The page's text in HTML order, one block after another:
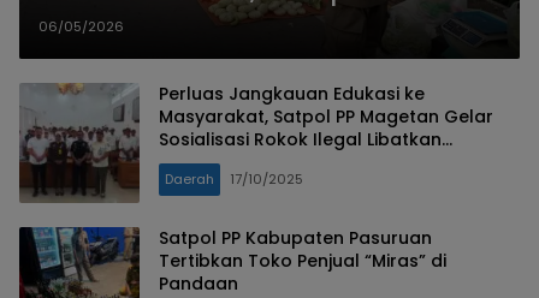
Pendekatan Humanis Perlancar
Arus Lalu Lintas
06/05/2026
Perluas Jangkauan Edukasi ke
Masyarakat, Satpol PP Magetan Gelar
Sosialisasi Rokok Ilegal Libatkan
Perangkat Desa
Daerah 17/10/2025
Satpol PP Kabupaten Pasuruan
Tertibkan Toko Penjual “Miras” di
Pandaan